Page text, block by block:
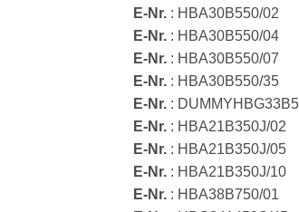
E-Nr. : HBA30B550/02
E-Nr. : HBA30B550/04
E-Nr. : HBA30B550/07
E-Nr. : HBA30B550/35
E-Nr. :
E-Nr. : HBA21B350J/02
E-Nr. : HBA21B350J/05
E-Nr. : HBA21B350J/10
E-Nr. : HBA38B750/01